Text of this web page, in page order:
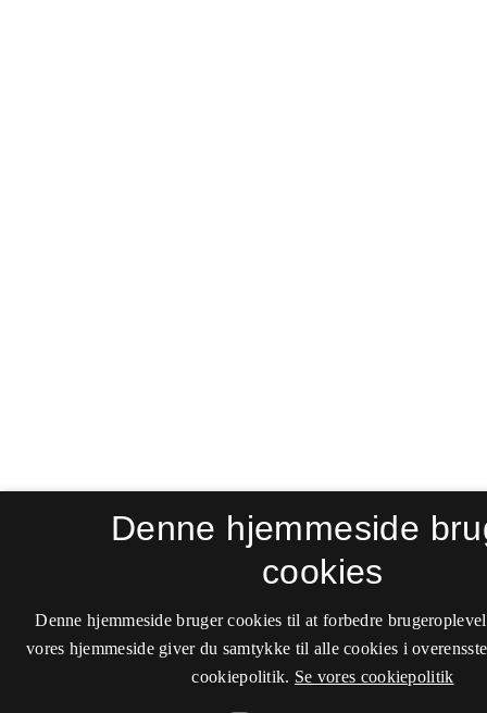
Denne hjemmeside
cookies
Denne hjemmeside bruger cookies til at forbedre
vores hjemmeside giver du samtykke til alle cookies i
cookiepolitik. Se vores cookiepolitik